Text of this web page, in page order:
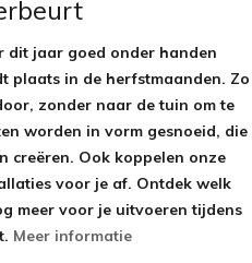
dit jaar goed onder handen
plaats in de herfstmaanden. Zo
zonder naar de tuin om te
worden in vorm gesnoeid, die
creëren. Ook koppelen onze
voor je af. Ontdek welk
meer voor je uitvoeren tijdens
Meer informatie